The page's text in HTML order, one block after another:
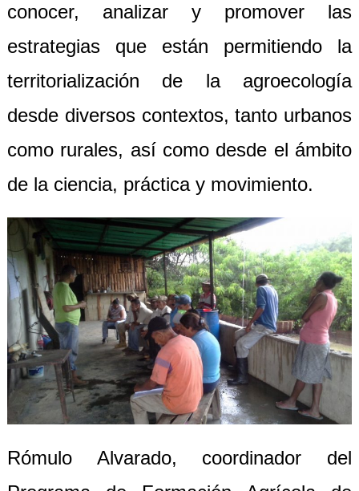
conocer, analizar y promover las
estrategias que están permitiendo la
territorialización de la agroecología
desde diversos contextos, tanto urbanos
como rurales, así como desde el ámbito
de la ciencia, práctica y movimiento.
Rómulo Alvarado, coordinador del